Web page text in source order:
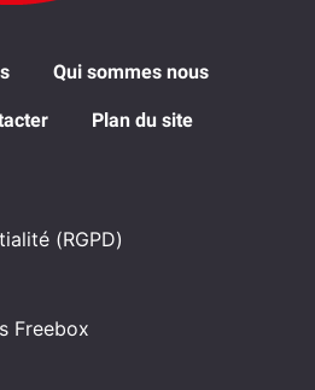
Qui sommes nous
Plan du site
(RGPD)
Freebox